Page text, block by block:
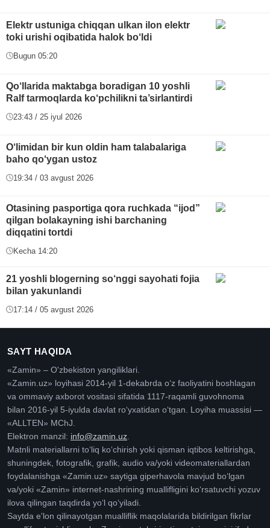
Elektr ustuniga chiqqan ulkan ilon elektr
toki urishi oqibatida halok bo‘ldi
Bugun 05:20
Qo‘llarida maktabga boradigan 10 yoshli
Ralf tarmoqlarda ko‘pchilikni ta’sirlantirdi
23:43 / 25 iyul 2026
O‘limidan bir kun oldin ham talabalariga
baho qo‘ygan ustoz
19:34 / 03 avgust 2026
Otasining pasportiga qora ruchkada “ijod”
qilgan bolakayning ishi barchaning
diqqatini tortdi
Kecha 14:20
21 yoshli blogerning so‘nggi sayohati fojia
bilan yakunlandi
17:14 / 05 avgust 2026
SAYT HAQIDA
«Zamin» – O'zbekiston yangiliklari.
«Zamin.uz» loyihasi 2014-yil 1-dekabrda oʻz faoliyatini boshlagan
va ommaviy axborot vositasi sifatida 1117-raqamli guvohnoma
bilan 2016-yil 5-iyulda davlat roʻyxatidan oʻtgan. Loyiha muassisi —
«ALLTEN» MChJ.
Elektron manzil: info@zamin.uz
Matnli materiallarni toʻliq koʻchirish yoki qisman iqtibos keltirishga,
shuningdek, fotografik, grafik, audio va/yoki videomateriallardan
foydalanishga «Zamin.uz» saytiga giperhavola mavjud boʻlgan
va/yoki «Zamin» internet-nashrining muallifligini koʻrsatuvchi yozuv
ilova qilingan taqdirda yoʻl qoʻyiladi.
Saytda e'lon qilinayotgan mualliflik maqolalarida bildirilgan fikrlar